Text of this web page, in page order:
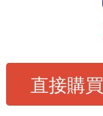
直接購買